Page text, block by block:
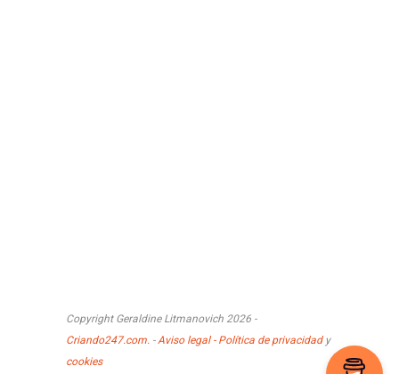
Copyright Geraldine Litmanovich 2026 -
Criando247.com. -Aviso legal - Política de privacidady
cookies